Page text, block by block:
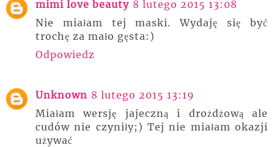
mimi love beauty 8 lutego 2015 13:08
Nie miałam tej maski. Wydaję się być
trochę za mało gęsta:)
Odpowiedz
Unknown 8 lutego 2015 13:19
Miałam wersję jajeczną i drożdżową ale
cudów nie czyniły;) Tej nie miałam okazji
używać